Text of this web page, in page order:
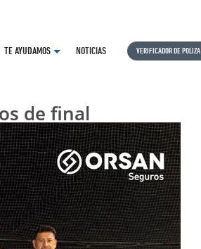
TE AYUDAMOS NOTICIAS VERIFICADOR DE POLIZA
de final